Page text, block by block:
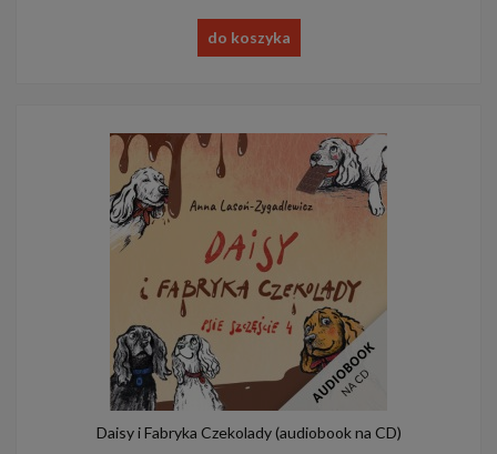
do koszyka
Daisy i Fabryka Czekolady (audiobook na CD)